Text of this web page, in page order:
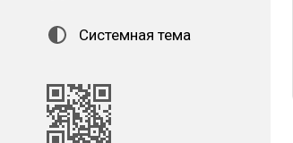
Системная тема